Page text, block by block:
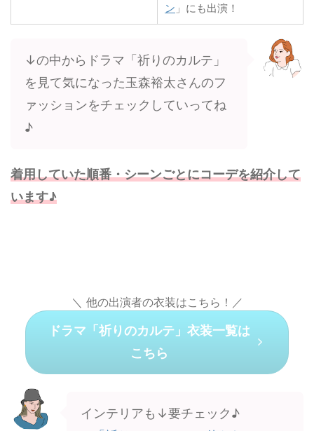
ン 」にも出演！
↓の中からドラマ「祈りのカルテ」
を見て気になった玉森裕太さんのフ
ァッションをチェックしていってね
♪
着用していた順番・シーンごとにコーデを紹介して
います♪
＼ 他の出演者の衣装はこちら！／
ドラマ「祈りのカルテ」衣装一覧は
こちら
インテリアも↓要チェック♪